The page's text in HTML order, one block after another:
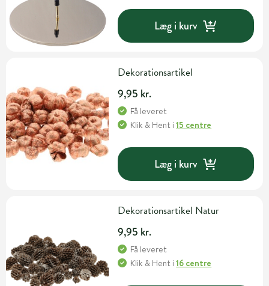
Læg i kurv
Dekorationsartikel
9,95 kr.
Få leveret
Klik & Hent i15 centre
Læg i kurv
Dekorationsartikel Natur
9,95 kr.
Få leveret
Klik & Hent i16 centre